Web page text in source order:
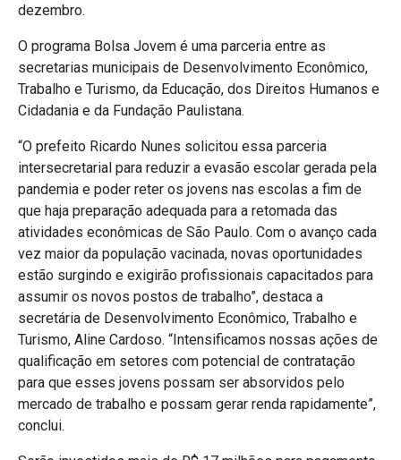
dezembro.
O programa Bolsa Jovem é uma parceria entre as
secretarias municipais de Desenvolvimento Econômico,
Trabalho e Turismo, da Educação, dos Direitos Humanos e
Cidadania e da Fundação Paulistana.
“O prefeito Ricardo Nunes solicitou essa parceria
intersecretarial para reduzir a evasão escolar gerada pela
pandemia e poder reter os jovens nas escolas a fim de
que haja preparação adequada para a retomada das
atividades econômicas de São Paulo. Com o avanço cada
vez maior da população vacinada, novas oportunidades
estão surgindo e exigirão profissionais capacitados para
assumir os novos postos de trabalho”, destaca a
secretária de Desenvolvimento Econômico, Trabalho e
Turismo, Aline Cardoso. “Intensificamos nossas ações de
qualificação em setores com potencial de contratação
para que esses jovens possam ser absorvidos pelo
mercado de trabalho e possam gerar renda rapidamente”,
conclui.